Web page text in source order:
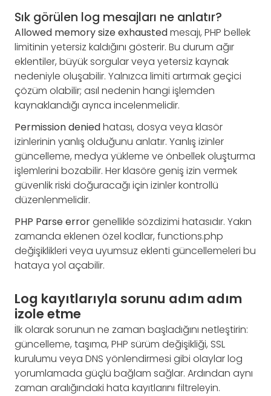
Sık görülen log mesajları ne anlatır?
Allowed memory size exhaustedmesajı, PHP bellek
limitinin yetersiz kaldığını gösterir. Bu durum ağır
eklentiler, büyük sorgular veya yetersiz kaynak
nedeniyle oluşabilir. Yalnızca limiti artırmak geçici
çözüm olabilir; asıl nedenin hangi işlemden
kaynaklandığı ayrıca incelenmelidir.
Permission deniedhatası, dosya veya klasör
izinlerinin yanlış olduğunu anlatır. Yanlış izinler
güncelleme, medya yükleme ve önbellek oluşturma
işlemlerini bozabilir. Her klasöre geniş izin vermek
güvenlik riski doğuracağı için izinler kontrollü
düzenlenmelidir.
PHP Parse errorgenellikle sözdizimi hatasıdır. Yakın
zamanda eklenen özel kodlar, functions.php
değişiklikleri veya uyumsuz eklenti güncellemeleri bu
hataya yol açabilir.
Log kayıtlarıyla sorunu adım adım
izole etme
İlk olarak sorunun ne zaman başladığını netleştirin:
güncelleme, taşıma, PHP sürüm değişikliği, SSL
kurulumu veya DNS yönlendirmesi gibi olaylar log
yorumlamada güçlü bağlam sağlar. Ardından aynı
zaman aralığındaki hata kayıtlarını filtreleyin.